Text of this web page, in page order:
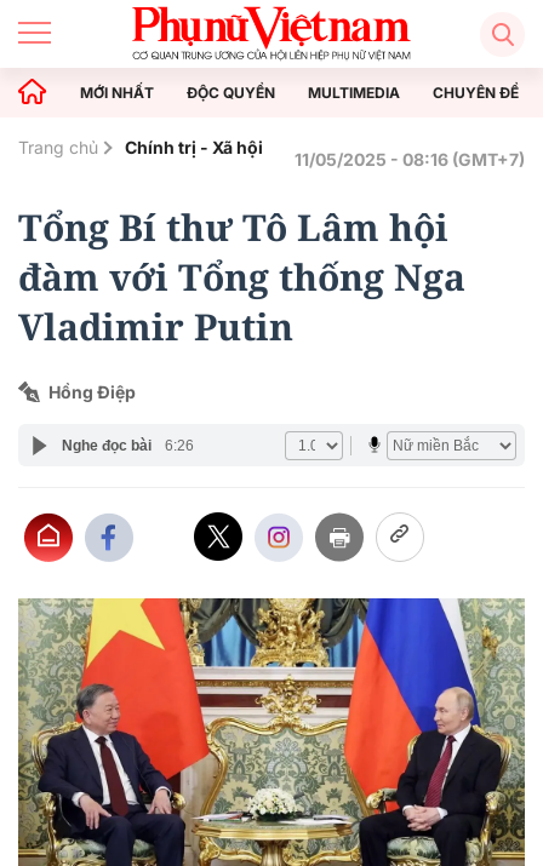
MỚI NHẤT ĐỘC QUYỀN MULTIMEDIA CHUYÊN ĐỀ
Trang chủ Chính trị - Xã hội
11/05/2025 - 08:16 (GMT+7)
Tổng Bí thư Tô Lâm hội
đàm với Tổng thống Nga
Vladimir Putin
Hồng Điệp
Nghe đọc bài 6:26